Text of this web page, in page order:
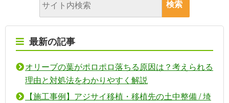
最新の記事
オリーブの葉がポロポロ落ちる原因は？考えられる
理由と対処法をわかりやすく解説
【施工事例】アジサイ移植・移植先の土中整備 / 埼